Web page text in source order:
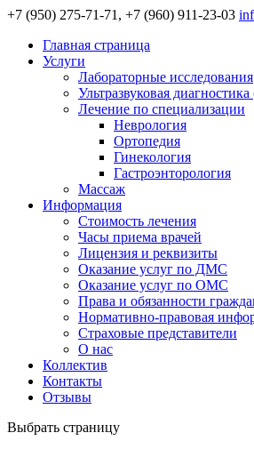
+7 (950) 275-71-71, +7 (960) 911-23-03
Главная страница
Услуги
Лабораторные исследования
Ультразвуковая
Лечение по специализации
Неврология
Ортопедия
Гинекология
Гастроэнторология
Массаж
Информация
Стоимость лечения
Часы приема врачей
Лицензия и реквизиты
Оказание услуг по ДМС
Оказание услуг по ОМС
Права и обязанности
Нормативно-правовая
Страховые представители
О нас
Коллектив
Контакты
Отзывы
Выбрать страницу